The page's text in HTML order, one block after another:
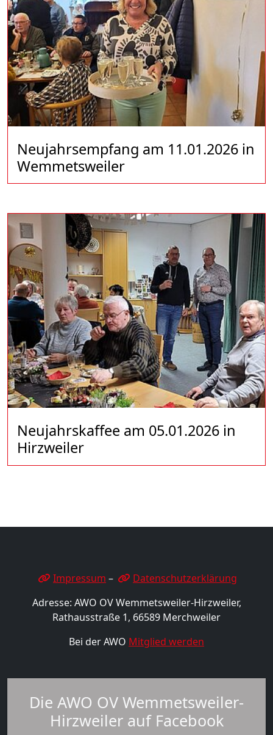
Neujahrsempfang am 11.01.2026 in
Wemmetsweiler
Neujahrskaffee am 05.01.2026 in
Hirzweiler
Impressum –
Datenschutzerklärung
Adresse: AWO OV Wemmetsweiler-Hirzweiler,
Rathausstraße 1, 66589 Merchweiler
Bei der AWO Mitglied werden
Die AWO OV Wemmetsweiler-
Hirzweiler auf Facebook